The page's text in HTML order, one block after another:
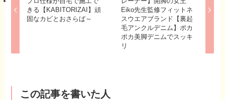
きる【KABITORIZAI】頑
固なカビとおさらば～
Eiko先生監修フィットネ
スウエアブランド【裏起
毛アンクルデニム】ポカ
ポカ美脚デニムでスッキ
リ
この記事を書いた人